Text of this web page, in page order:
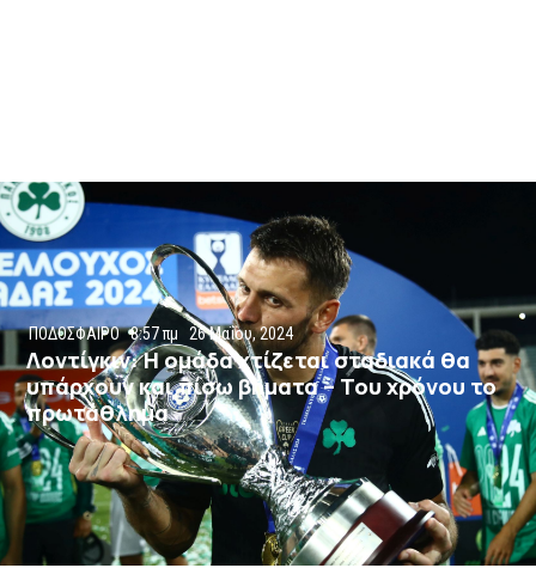
ΠΟΔΟΣΦΑΙΡΟ 8:57 πμ 26 Μαΐου, 2024
Λοντίγκιν: Η ομάδα χτίζεται σταδιακά θα
υπάρχουν και πίσω βήματα – Του χρόνου το
πρωτάθλημα